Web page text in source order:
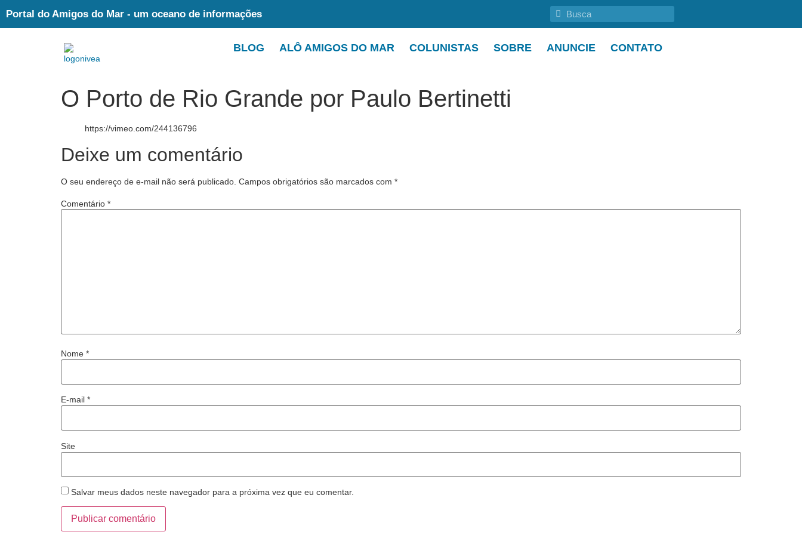
Portal do Amigos do Mar - um oceano de informações
BLOG ALÔ AMIGOS DO MAR COLUNISTAS SOBRE ANUNCIE CONTATO
O Porto de Rio Grande por Paulo Bertinetti
https://vimeo.com/244136796
Deixe um comentário
O seu endereço de e-mail não será publicado. Campos obrigatórios são marcados com *
Comentário *
Nome *
E-mail *
Site
Salvar meus dados neste navegador para a próxima vez que eu comentar.